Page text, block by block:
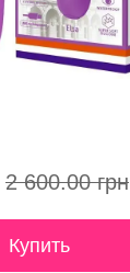
2 600.00 грн
Купить